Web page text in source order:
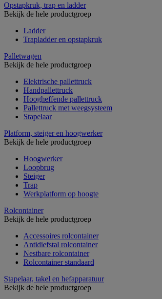
Opstapkruk, trap en ladder
Bekijk de hele productgroep
Ladder
Trapladder en opstapkruk
Palletwagen
Bekijk de hele productgroep
Elektrische pallettruck
Handpallettruck
Hoogheffende pallettruck
Pallettruck met weegsysteem
Stapelaar
Platform, steiger en hoogwerker
Bekijk de hele productgroep
Hoogwerker
Loopbrug
Steiger
Trap
Werkplatform op hoogte
Rolcontainer
Bekijk de hele productgroep
Accessoires rolcontainer
Antidiefstal rolcontainer
Nestbare rolcontainer
Rolcontainer standaard
Stapelaar, takel en hefapparatuur
Bekijk de hele productgroep